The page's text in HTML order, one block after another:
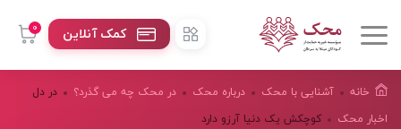
0 کمک آنلاین
خانه آشنایی با محک درباره محک
در محک چه می گذرد؟
اخبار محک
در دل
کوچکش یک دنیا آرزو دارد